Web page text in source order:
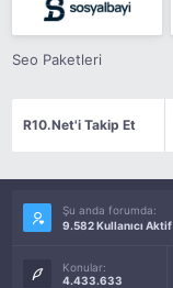
Seo Paketleri
R10.Net'i Takip Et
Şu anda forumda:
9.582 Kullanıcı Aktif
Konular:
4.433.633